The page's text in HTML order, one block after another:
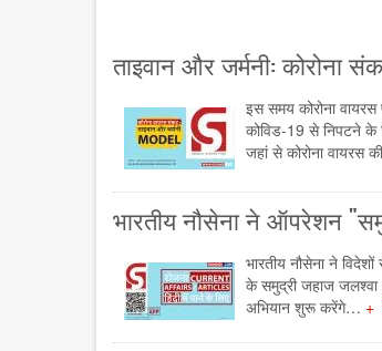
ताइवान और जर्मनी: कोरोना
इस समय कोरोना
कोविड-19 से निपटने के
जहां से कोरोना
भारतीय नौसेना ने ऑपरेशन
भारतीय नौसेना ने
के समुद्री जहाज
अभियान शुरू करेंगे…